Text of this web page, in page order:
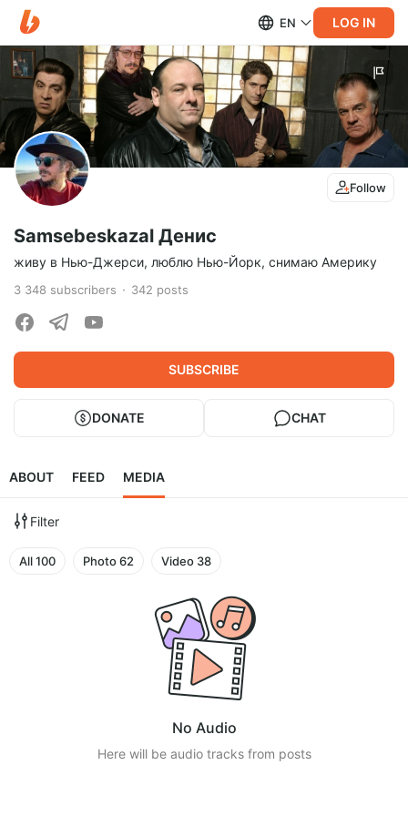
EN LOG IN
Follow
Samsebeskazal Денис
живу в Нью-Джерси, люблю Нью-Йорк, снимаю Америку
3 348 subscribers 342 posts
SUBSCRIBE
DONATE CHAT
ABOUT FEED MEDIA
Filter
All100 Photo62 Video 38
No Audio
Here will be audio tracks from posts